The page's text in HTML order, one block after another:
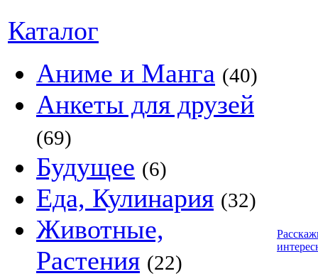
Каталог
Аниме и Манга (40)
Анкеты для друзей
(69)
Будущее (6)
Еда, Кулинария (32)
Животные,
Растения (22)